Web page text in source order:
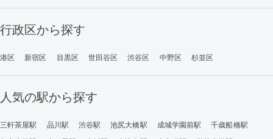
行政区から探す
港区 新宿区 目黒区 世田谷区 渋谷区 中野区 杉並区
人気の駅から探す
三軒茶屋駅 品川駅 渋谷駅 池尻大橋駅 成城学園前駅
千歳船橋駅